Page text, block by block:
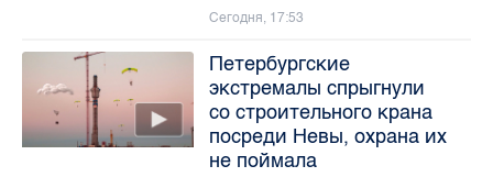
Сегодня, 17:53
Петербургские
экстремалы спрыгнули
со строительного крана
посреди Невы, охрана их
не поймала